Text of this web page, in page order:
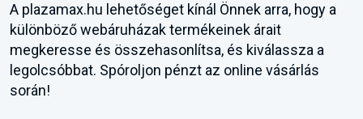
A plazamax.hu lehetőséget kínál Önnek arra, hogy a
különböző webáruházak termékeinek árait
megkeresse és összehasonlítsa, és kiválassza a
legolcsóbbat. Spóroljon pénzt az online vásárlás
során!